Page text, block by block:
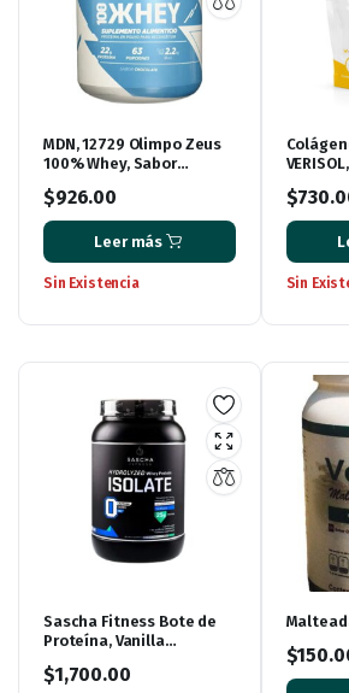
MDN, 12729 Olimpo Zeus
100% Whey, Sabor
$926.00
Leer más
Sin Existencia
$
Sin
Sascha Fitness Bote de
Proteína, Vanilla
$1,700.00
$